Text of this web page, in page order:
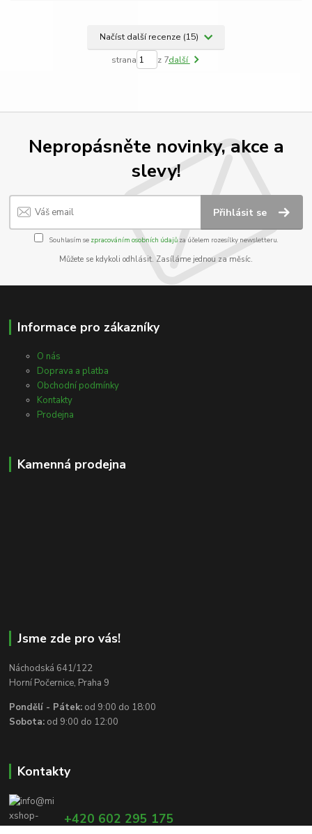
Načíst další recenze (15)
strana z 7další
Nepropásněte novinky, akce a
slevy!
Přihlásit se
Souhlasím se zpracováním osobních údajůza účelem rozesílky newsletteru.
Můžete se kdykoli odhlásit. Zasíláme jednou za měsíc.
Informace pro zákazníky
O nás
Doprava a platba
Obchodní podmínky
Kontakty
Prodejna
Kamenná prodejna
Jsme zde pro vás!
Náchodská 641/122
Horní Počernice, Praha 9
Pondělí - Pátek: od 9:00 do 18:00
Sobota: od 9:00 do 12:00
Kontakty
+420 602 295 175